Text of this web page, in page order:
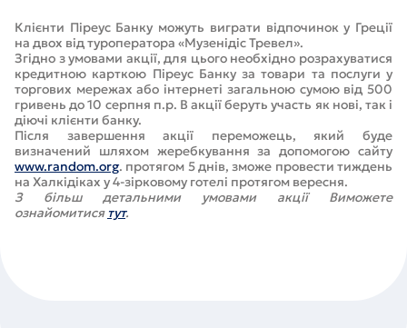
Клієнти Піреус Банку можуть виграти відпочинок у Греції
на двох від туроператора «Музенідіс Тревел».
Згідно з умовами акції, для цього необхідно розрахуватися
кредитною карткою Піреус Банку за товари та послуги у
торгових мережах або інтернеті загальною сумою від 500
гривень до 10 серпня п.р. В акції беруть участь як нові, так і
діючі клієнти банку.
Після завершення акції переможець, який буде
визначений шляхом жеребкування за допомогою сайту
www.random.org. протягом 5 днів, зможе провести тиждень
на Халкідіках у 4-зірковому готелі протягом вересня.
З більш детальними умовами акції Виможете
ознайомитися тут.